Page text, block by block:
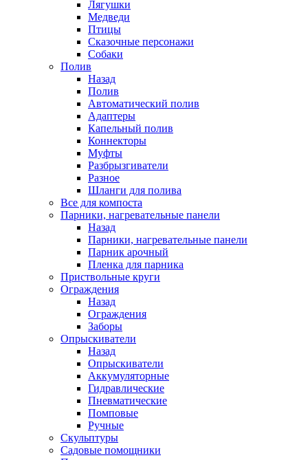
Лягушки
Медведи
Птицы
Сказочные персонажи
Собаки
Полив
Назад
Полив
Автоматический полив
Адаптеры
Капельный полив
Коннекторы
Муфты
Разбрызгиватели
Разное
Шланги для полива
Все для компоста
Парники, нагревательные панели
Назад
Парники, нагревательные панели
Парник арочный
Пленка для парника
Приствольные круги
Ограждения
Назад
Ограждения
Заборы
Опрыскиватели
Назад
Опрыскиватели
Аккумуляторные
Гидравлические
Пневматические
Помповые
Ручные
Скульптуры
Садовые помощники